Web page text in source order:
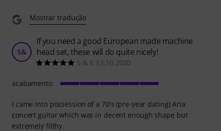
Mostrar tradução
S&
If you need a good European made machine
head set, these will do quite nicely!
S & K 13.10.2020
I came into possession of a 70's (pre-year dating) Aria
concert guitar which was in decent enough shape but
extremely filthy.
acabamento